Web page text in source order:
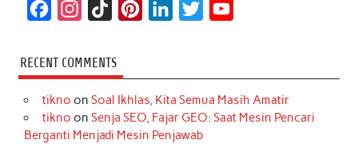
c
e
b
s
t
a
k
T
o
k
t
e
r
k
e
d
t
t
T
u
RECENT COMMENTS
tikno on Soal Ikhlas, Kita Semua Masih Amatir
tikno on Senja SEO, Fajar GEO: Saat Mesin Pencari
Berganti Menjadi Mesin Penjawab